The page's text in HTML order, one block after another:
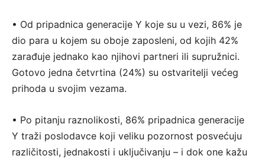
• Od pripadnica generacije Y koje su u vezi, 86% je
dio para u kojem su oboje zaposleni, od kojih 42%
zarađuje jednako kao njihovi partneri ili supružnici.
Gotovo jedna četvrtina (24%) su ostvaritelji većeg
prihoda u svojim vezama.
• Po pitanju raznolikosti, 86% pripadnica generacije
Y traži poslodavce koji veliku pozornost posvećuju
različitosti, jednakosti i uključivanju – i dok one kažu